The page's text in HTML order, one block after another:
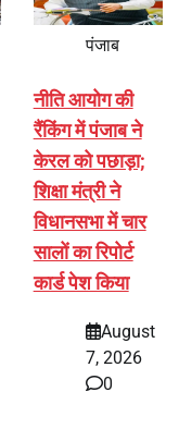
पंजाब
नीति आयोग की
रैंकिंग में पंजाब ने
केरल को पछाड़ा;
शिक्षा मंत्री ने
विधानसभा में चार
सालों का रिपोर्ट
कार्ड पेश किया
August
7, 2026
0